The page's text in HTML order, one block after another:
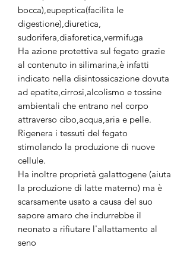
bocca),eupeptica(facilita le
digestione),diuretica,
sudorifera,diaforetica,vermifuga
Ha azione protettiva sul fegato grazie
al contenuto in silimarina,è infatti
indicato nella disintossicazione dovuta
ad epatite,cirrosi,alcolismo e tossine
ambientali che entrano nel corpo
attraverso cibo,acqua,aria e pelle.
Rigenera i tessuti del fegato
stimolando la produzione di nuove
cellule.
Ha inoltre proprietà galattogene (aiuta
la produzione di latte materno) ma è
scarsamente usato a causa del suo
sapore amaro che indurrebbe il
neonato a rifiutare l'allattamento al
seno